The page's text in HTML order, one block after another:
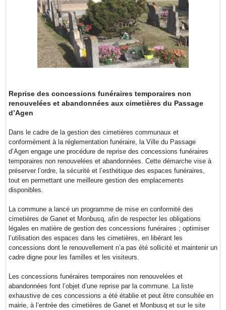
Reprise des concessions funéraires temporaires non
renouvelées et abandonnées aux cimetières du Passage
d’Agen
Dans le cadre de la gestion des cimetières communaux et
conformément à la réglementation funéraire, la Ville du Passage
d’Agen engage une procédure de reprise des concessions funéraires
temporaires non renouvelées et abandonnées. Cette démarche vise à
préserver l’ordre, la sécurité et l’esthétique des espaces funéraires,
tout en permettant une meilleure gestion des emplacements
disponibles.
La commune a lancé un programme de mise en conformité des
cimetières de Ganet et Monbusq, afin de respecter les obligations
légales en matière de gestion des concessions funéraires ; optimiser
l’utilisation des espaces dans les cimetières, en libérant les
concessions dont le renouvellement n’a pas été sollicité et maintenir un
cadre digne pour les familles et les visiteurs.
Les concessions funéraires temporaires non renouvelées et
abandonnées font l’objet d’une reprise par la commune. La liste
exhaustive de ces concessions a été établie et peut être consultée en
mairie, à l’entrée des cimetières de Ganet et Monbusq et sur le site